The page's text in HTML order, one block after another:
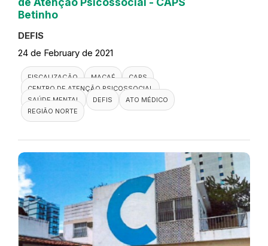
Betinho
DEFIS
24 de February de 2021
FISCALIZAÇÃO MACAÉ
CAPS
CENTRO DE ATENÇÃO PSICOSSOCIAL
SAÚDE MENTAL
DEFIS
ATO MÉDICO
REGIÃO NORTE